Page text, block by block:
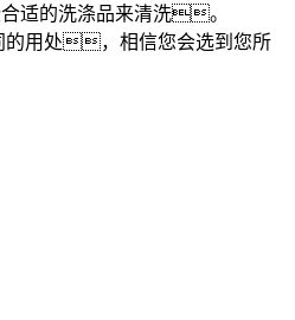
适的洗涤品来清洗。
用处，相信您会选到您所